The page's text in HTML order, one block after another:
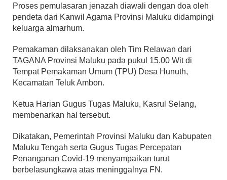
Proses pemulasaran jenazah diawali dengan doa oleh
pendeta dari Kanwil Agama Provinsi Maluku didampingi
keluarga almarhum.
Pemakaman dilaksanakan oleh Tim Relawan dari
TAGANA Provinsi Maluku pada pukul 15.00 Wit di
Tempat Pemakaman Umum (TPU) Desa Hunuth,
Kecamatan Teluk Ambon.
Ketua Harian Gugus Tugas Maluku, Kasrul Selang,
membenarkan hal tersebut.
Dikatakan, Pemerintah Provinsi Maluku dan Kabupaten
Maluku Tengah serta Gugus Tugas Percepatan
Penanganan Covid-19 menyampaikan turut
berbelasungkawa atas meninggalnya FN.